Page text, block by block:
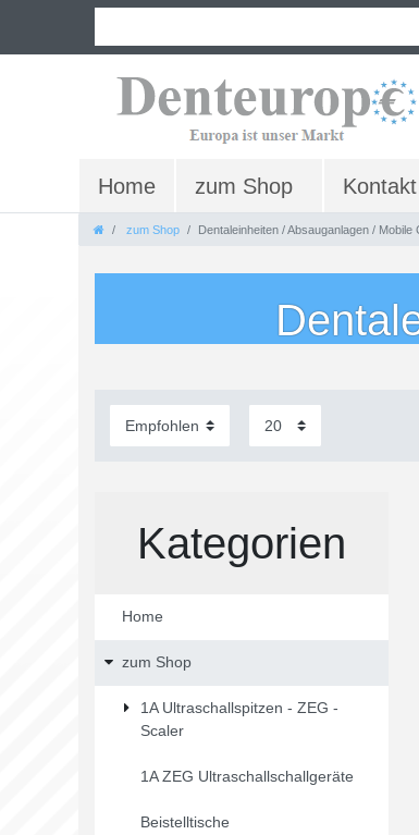
Home zum Shop Kontakt
zum Shop Dentaleinheiten / Absauganlagen / Mobile
Kategorien
Home
zum Shop
1A Ultraschallspitzen - ZEG -
Scaler
1A ZEG Ultraschallschallgeräte
Beistelltische